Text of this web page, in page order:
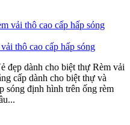
thô cao cấp hấp sóng
đẹp dành cho biệt thự Rèm vải
cấp dành cho biệt thự và
sóng định hình trên ống rèm